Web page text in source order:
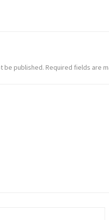
be published. Required fields are